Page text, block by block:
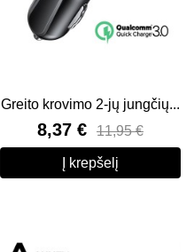
Greito krovimo 2-jų jungčių...
8,37 € 11,95 €
Į krepšelį